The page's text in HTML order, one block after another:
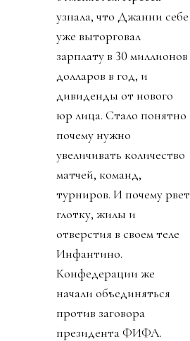
узнала, что Джанни себе
уже выторговал
зарплату в 30 миллионов
долларов в год, и
дивиденды от нового
юр лица. Стало понятно
почему нужно
увеличивать количество
матчей, команд,
турниров. И почему рвет
глотку, жилы и
отверстия в своем теле
Инфантино.
Конфедерации же
начали объединяться
против заговора
президента ФИФА.